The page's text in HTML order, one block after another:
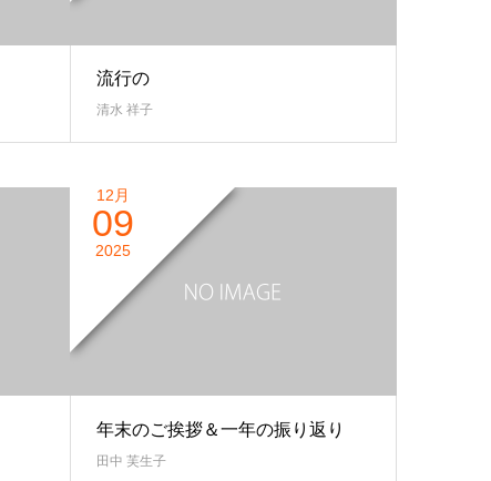
流行の
清水 祥子
12月
09
2025
年末のご挨拶＆一年の振り返り
田中 芙生子